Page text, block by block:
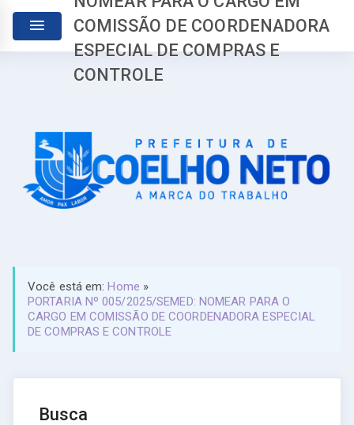
COMISSÃO DE COORDENADORA
ESPECIAL DE COMPRAS E
CONTROLE
Você está em:Home »
PORTARIA Nº 005/2025/SEMED: NOMEAR PARA O
CARGO EM COMISSÃO DE COORDENADORA ESPECIAL
DE COMPRAS E CONTROLE
Busca